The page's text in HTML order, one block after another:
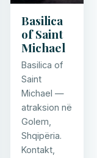
Basilica
of Saint
Michael
Basilica of
Saint
Michael —
atraksion në
Golem,
Shqipëria.
Kontakt,